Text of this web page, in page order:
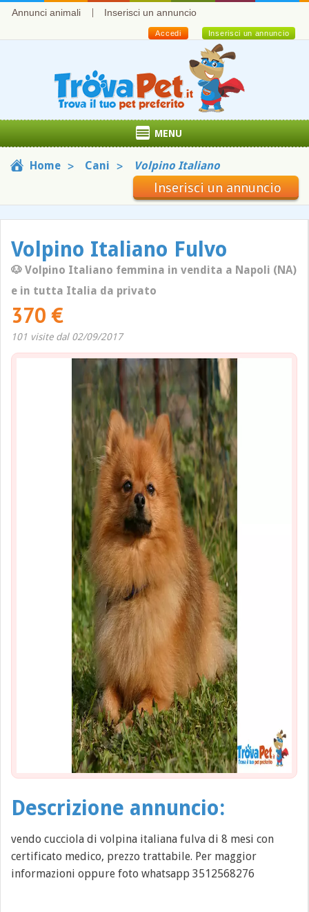
Annunci animali Inserisci un annuncio
Inserisci un annuncio
Accedi
MENU
Home Cani Volpino Italiano
Inserisci un annuncio
Volpino Italiano Fulvo
🐶 Volpino Italiano femmina in vendita a Napoli (NA)
e in tutta Italia da privato
370 €
101 visite dal 02/09/2017
Descrizione annuncio:
vendo cucciola di volpina italiana fulva di 8 mesi con
certificato medico, prezzo trattabile. Per maggior
informazioni oppure foto whatsapp 3512568276